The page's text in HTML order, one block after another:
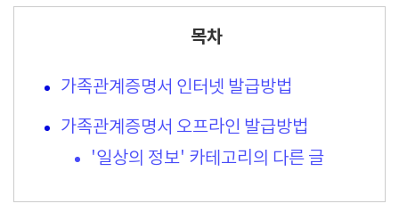
목차
가족관계증명서 인터넷 발급방법
가족관계증명서 오프라인 발급방법
'일상의 정보' 카테고리의 다른 글